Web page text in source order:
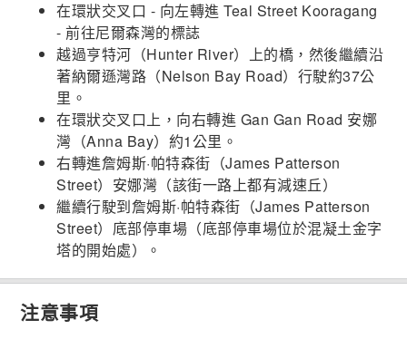
在環狀交叉口 - 向左轉進 Teal Street Kooragang
- 前往尼爾森灣的標誌
越過亨特河（Hunter River）上的橋，然後繼續沿
著納爾遜灣路（Nelson Bay Road）行駛約37公
里。
在環狀交叉口上，向右轉進 Gan Gan Road 安娜
灣（Anna Bay）約1公里。
右轉進詹姆斯·帕特森街（James Patterson
Street）安娜灣（該街一路上都有減速丘）
繼續行駛到詹姆斯·帕特森街（James Patterson
Street）底部停車場（底部停車場位於混凝土金字
塔的開始處）。
注意事項